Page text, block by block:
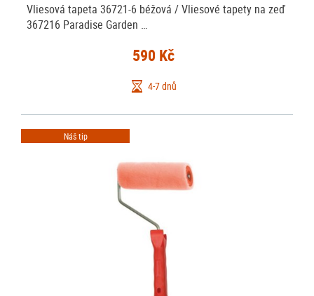
Vliesová tapeta 36721-6 béžová / Vliesové tapety na zeď
367216 Paradise Garden …
590 Kč
4-7 dnů
Náš tip